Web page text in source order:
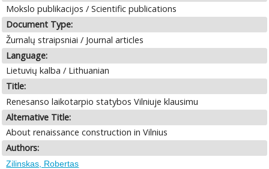
Mokslo publikacijos / Scientific publications
Document Type:
Žurnalų straipsniai / Journal articles
Language:
Lietuvių kalba / Lithuanian
Title:
Renesanso laikotarpio statybos Vilniuje klausimu
Alternative Title:
About renaissance construction in Vilnius
Authors:
Zilinskas, Robertas